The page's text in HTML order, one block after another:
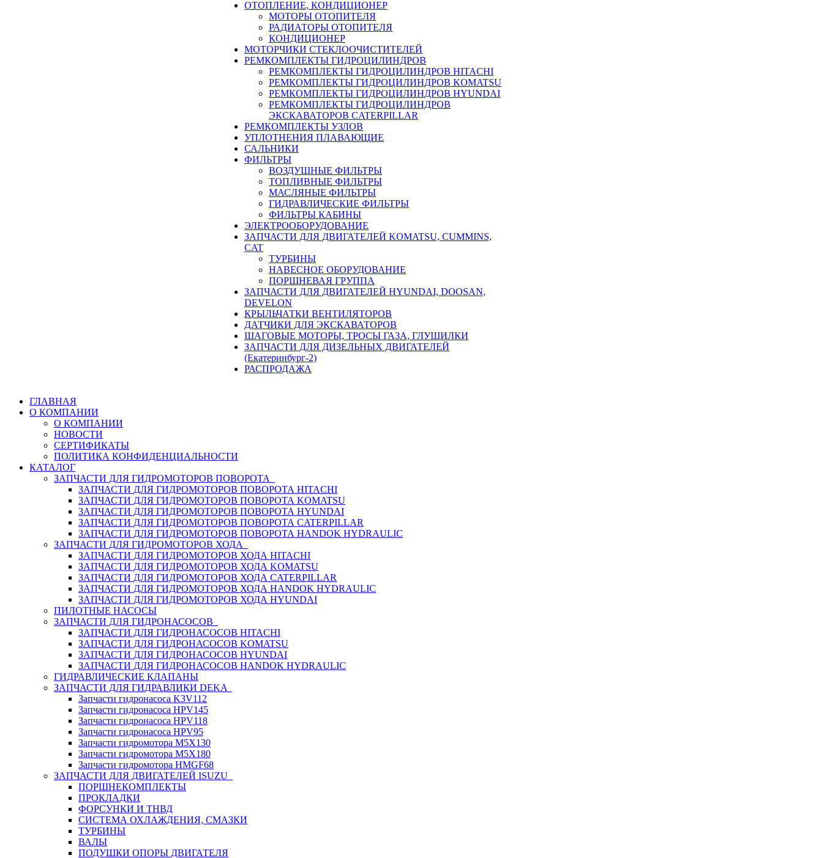
ОТОПЛЕНИЕ, КОНДИЦИОНЕР
МОТОРЫ ОТОПИТЕЛЯ
РАДИАТОРЫ ОТОПИТЕЛЯ
КОНДИЦИОНЕР
МОТОРЧИКИ СТЕКЛООЧИСТИТЕЛЕЙ
РЕМКОМПЛЕКТЫ ГИДРОЦИЛИНДРОВ
РЕМКОМПЛЕКТЫ ГИДРОЦИЛИНДРОВ HITACHI
РЕМКОМПЛЕКТЫ ГИДРОЦИЛИНДРОВ KOMATSU
РЕМКОМПЛЕКТЫ ГИДРОЦИЛИНДРОВ HYUNDAI
РЕМКОМПЛЕКТЫ ГИДРОЦИЛИНДРОВ
ЭКСКАВАТОРОВ CATERPILLAR
РЕМКОМПЛЕКТЫ УЗЛОВ
УПЛОТНЕНИЯ ПЛАВАЮЩИЕ
САЛЬНИКИ
ФИЛЬТРЫ
ВОЗДУШНЫЕ ФИЛЬТРЫ
ТОПЛИВНЫЕ ФИЛЬТРЫ
МАСЛЯНЫЕ ФИЛЬТРЫ
ГИДРАВЛИЧЕСКИЕ ФИЛЬТРЫ
ФИЛЬТРЫ КАБИНЫ
ЭЛЕКТРООБОРУДОВАНИЕ
ЗАПЧАСТИ ДЛЯ ДВИГАТЕЛЕЙ KOMATSU, CUMMINS,
CAT
ТУРБИНЫ
НАВЕСНОЕ ОБОРУДОВАНИЕ
ПОРШНЕВАЯ ГРУППА
ЗАПЧАСТИ ДЛЯ ДВИГАТЕЛЕЙ HYUNDAI, DOOSAN,
DEVELON
КРЫЛЬЧАТКИ ВЕНТИЛЯТОРОВ
ДАТЧИКИ ДЛЯ ЭКСКАВАТОРОВ
ШАГОВЫЕ МОТОРЫ, ТРОСЫ ГАЗА, ГЛУШИЛКИ
ЗАПЧАСТИ ДЛЯ ДИЗЕЛЬНЫХ ДВИГАТЕЛЕЙ
(Екатеринбург-2)
РАСПРОДАЖА
ГЛАВНАЯ
О КОМПАНИИ
О КОМПАНИИ
НОВОСТИ
СЕРТИФИКАТЫ
ПОЛИТИКА КОНФИДЕНЦИАЛЬНОСТИ
КАТАЛОГ
ЗАПЧАСТИ ДЛЯ ГИДРОМОТОРОВ ПОВОРОТА
ЗАПЧАСТИ ДЛЯ ГИДРОМОТОРОВ ПОВОРОТА HITACHI
ЗАПЧАСТИ ДЛЯ ГИДРОМОТОРОВ ПОВОРОТА KOMATSU
ЗАПЧАСТИ ДЛЯ ГИДРОМОТОРОВ ПОВОРОТА HYUNDAI
ЗАПЧАСТИ ДЛЯ ГИДРОМОТОРОВ ПОВОРОТА CATERPILLAR
ЗАПЧАСТИ ДЛЯ ГИДРОМОТОРОВ ПОВОРОТА HANDOK HYDRAULIC
ЗАПЧАСТИ ДЛЯ ГИДРОМОТОРОВ ХОДА
ЗАПЧАСТИ ДЛЯ ГИДРОМОТОРОВ ХОДА HITACHI
ЗАПЧАСТИ ДЛЯ ГИДРОМОТОРОВ ХОДА KOMATSU
ЗАПЧАСТИ ДЛЯ ГИДРОМОТОРОВ ХОДА CATERPILLAR
ЗАПЧАСТИ ДЛЯ ГИДРОМОТОРОВ ХОДА HANDOK HYDRAULIC
ЗАПЧАСТИ ДЛЯ ГИДРОМОТОРОВ ХОДА HYUNDAI
ПИЛОТНЫЕ НАСОСЫ
ЗАПЧАСТИ ДЛЯ ГИДРОНАСОСОВ
ЗАПЧАСТИ ДЛЯ ГИДРОНАСОСОВ HITACHI
ЗАПЧАСТИ ДЛЯ ГИДРОНАСОСОВ KOMATSU
ЗАПЧАСТИ ДЛЯ ГИДРОНАСОСОВ HYUNDAI
ЗАПЧАСТИ ДЛЯ ГИДРОНАСОСОВ HANDOK HYDRAULIC
ГИДРАВЛИЧЕСКИЕ КЛАПАНЫ
ЗАПЧАСТИ ДЛЯ ГИДРАВЛИКИ DEKA
Запчасти гидронасоса K3V112
Запчасти гидронасоса HPV145
Запчасти гидронасоса HPV118
Запчасти гидронасоса HPV95
Запчасти гидромотора M5X130
Запчасти гидромотора M5X180
Запчасти гидромотора HMGF68
ЗАПЧАСТИ ДЛЯ ДВИГАТЕЛЕЙ ISUZU
ПОРШНЕКОМПЛЕКТЫ
ПРОКЛАДКИ
ФОРСУНКИ И ТНВД
СИСТЕМА ОХЛАЖДЕНИЯ, СМАЗКИ
ТУРБИНЫ
ВАЛЫ
ПОДУШКИ ОПОРЫ ДВИГАТЕЛЯ